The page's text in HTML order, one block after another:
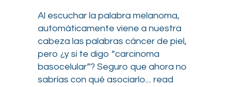
Al escuchar la palabra melanoma,
automáticamente viene a nuestra
cabeza las palabras cáncer de piel,
pero ¿y si te digo “carcinoma
basocelular”? Seguro que ahora no
sabrías con qué asociarlo.... read